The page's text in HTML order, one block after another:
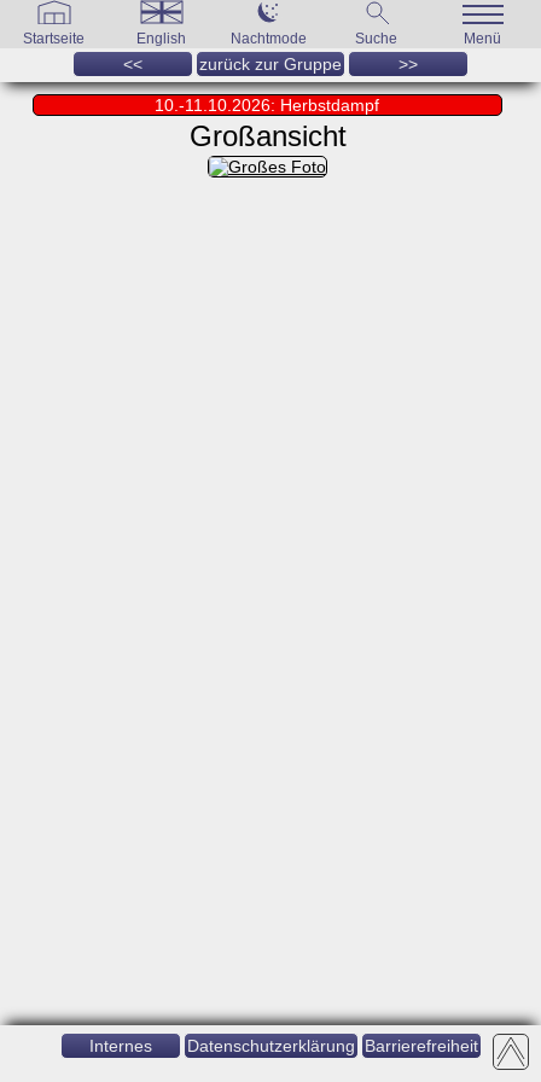
Startseite English Nachtmode Suche Menü
<< zurück zur Gruppe >>
10.-11.10.2026: Herbstdampf
Großansicht
Internes Datenschutzerklärung Barrierefreiheit